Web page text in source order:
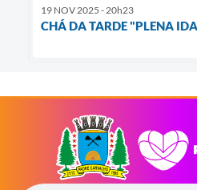
19 NOV 2025 - 20h23
CHÁ DA TARDE "PLENA